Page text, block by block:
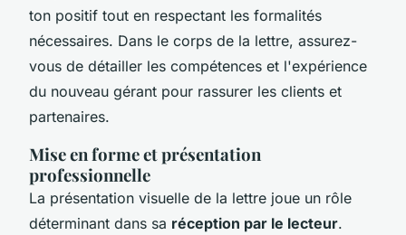
ton positif tout en respectant les formalités
nécessaires. Dans le corps de la lettre, assurez-
vous de détailler les compétences et l'expérience
du nouveau gérant pour rassurer les clients et
partenaires.
Mise en forme et présentation
professionnelle
La présentation visuelle de la lettre joue un rôle
déterminant dans sa réception par le lecteur.